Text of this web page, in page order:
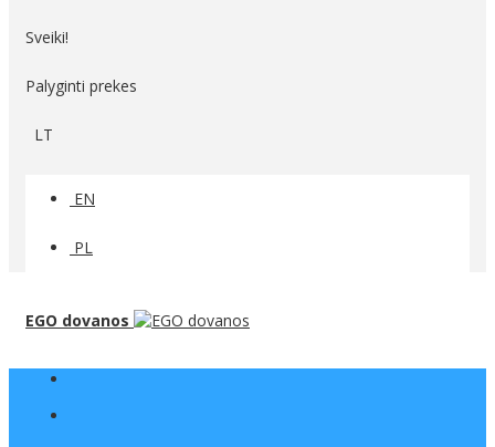
Sveiki!
Palyginti prekes
LT
EN
PL
EGO dovanos